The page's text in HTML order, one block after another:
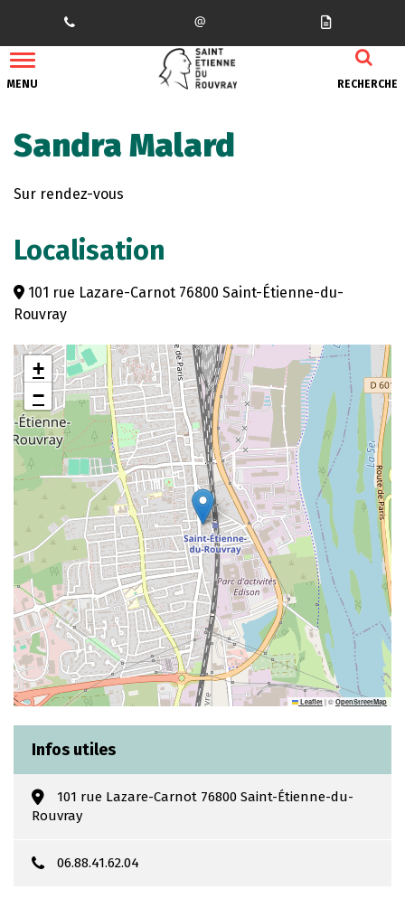
MENU RECHERCHE
Sandra Malard
Sur rendez-vous
Localisation
101 rue Lazare-Carnot 76800 Saint-Étienne-du-
Rouvray
+
−
Leaflet |© OpenStreetMap
Infos utiles
101 rue Lazare-Carnot 76800 Saint-Étienne-du-
Rouvray
06.88.41.62.04